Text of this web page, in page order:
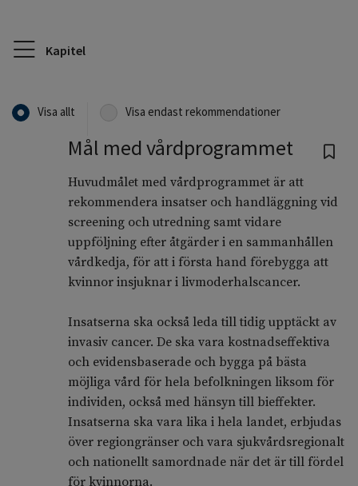
Kapitel
Visa allt Visa endast rekommendationer
Mål med vårdprogrammet
Huvudmålet med vårdprogrammet är att
rekommendera insatser och handläggning vid
screening och utredning samt vidare
uppföljning efter åtgärder i en sammanhållen
vårdkedja, för att i första hand förebygga att
kvinnor insjuknar i livmoderhalscancer.
Insatserna ska också leda till tidig upptäckt av
invasiv cancer. De ska vara kostnadseffektiva
och evidensbaserade och bygga på bästa
möjliga vård för hela befolkningen liksom för
individen, också med hänsyn till bieffekter.
Insatserna ska vara lika i hela landet, erbjudas
över regiongränser och vara sjukvårdsregionalt
och nationellt samordnade när det är till fördel
för kvinnorna.